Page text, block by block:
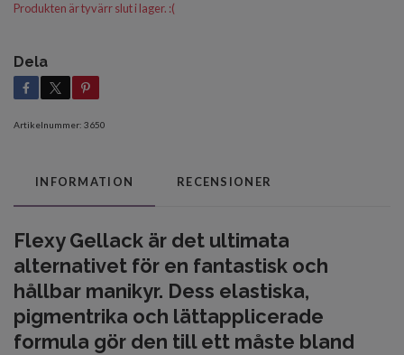
Produkten är tyvärr slut i lager. :(
Dela
Artikelnummer: 3650
INFORMATION RECENSIONER
Flexy Gellack är det ultimata
alternativet för en fantastisk och
hållbar manikyr. Dess elastiska,
pigmentrika och lättapplicerade
formula gör den till ett måste bland